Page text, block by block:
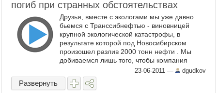
погиб при странных обстоятельствах
Друзья, вместе с экологами мы уже давно
бьемся с Транссибнефтью - виновницей
крупной экологической катастрофы, в
результате которой под Новосибирском
произошел разлив 2000 тонн нефти . Мы
добиваемся лишь того, чтобы компания
23-06-2011 — dgudkov
Развернуть